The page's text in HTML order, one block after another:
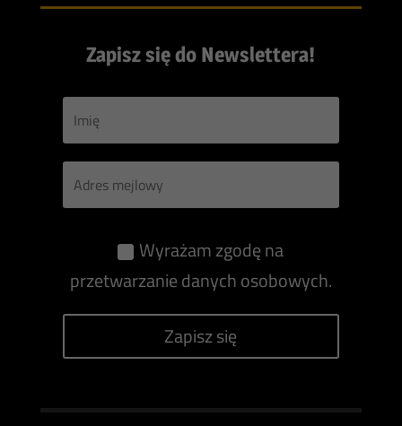
Zapisz się do Newslettera!
Wyrażam zgodę na
przetwarzanie danych osobowych.
Zapisz się